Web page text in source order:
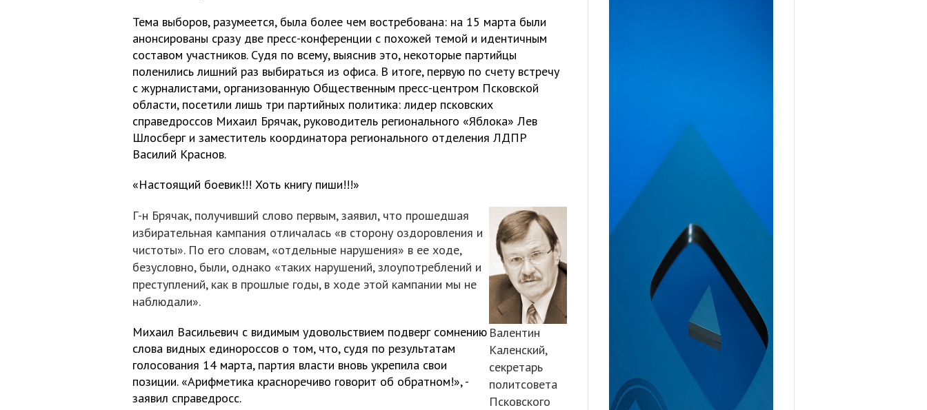
Тема выборов, разумеется, была более чем востребована: на 15 марта были
анонсированы сразу две пресс-конференции с похожей темой и идентичным
составом участников. Судя по всему, выяснив это, некоторые партийцы
поленились лишний раз выбираться из офиса. В итоге, первую по счету встречу
с журналистами, организованную Общественным пресс-центром Псковской
области, посетили лишь три партийных политика: лидер псковских
справедроссов Михаил Брячак, руководитель регионального «Яблока» Лев
Шлосберг и заместитель координатора регионального отделения ЛДПР
Василий Краснов.
«Настоящий боевик!!! Хоть книгу пиши!!!»
Валентин
Каленский,
секретарь
политсовета
Псковского
Г-н Брячак, получивший слово первым, заявил, что прошедшая
избирательная кампания отличалась «в сторону оздоровления и
чистоты». По его словам, «отдельные нарушения» в ее ходе,
безусловно, были, однако «таких нарушений, злоупотреблений и
преступлений, как в прошлые годы, в ходе этой кампании мы не
наблюдали».
Михаил Васильевич с видимым удовольствием подверг сомнению
слова видных единороссов о том, что, судя по результатам
голосования 14 марта, партия власти вновь укрепила свои
позиции. «Арифметика красноречиво говорит об обратном!», -
заявил справедросс.